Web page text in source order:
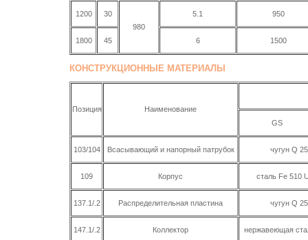
1200
30
980
5.1 950
1800 45 6 1500
КОНСТРУКЦИОННЫЕ МАТЕРИАЛЫ
Позиция
Наименование
GS
103/104 Всасывающий и напорный патрубок чугун Q
109 Корпус сталь Fe 510
137.1/.2 Распределительная пластина чугун Q
147.1/.2 Коллектор нержавеющая